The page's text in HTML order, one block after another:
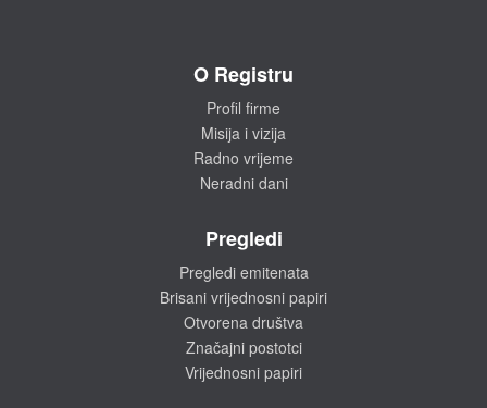
O Registru
Profil firme
Misija i vizija
Radno vrijeme
Neradni dani
Pregledi
Pregledi emitenata
Brisani vrijednosni papiri
Otvorena društva
Značajni postotci
Vrijednosni papiri